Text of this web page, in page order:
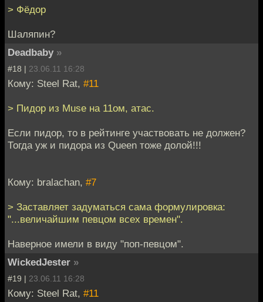
> Фёдор
Шаляпин?
Deadbaby »
#18 | 23.06.11 16:28
Кому: Steel Rat, #11
> Пидор из Muse на 11ом, атас.
Если пидор, то в рейтинге участвовать не должен?
Тогда уж и пидора из Queen тоже долой!!!
Кому: bralachan, #7
> Заставляет задуматься сама формулировка:
"...величайшим певцом всех времен".
Наверное имели в виду "поп-певцом".
WickedJester »
#19 | 23.06.11 16:28
Кому: Steel Rat, #11